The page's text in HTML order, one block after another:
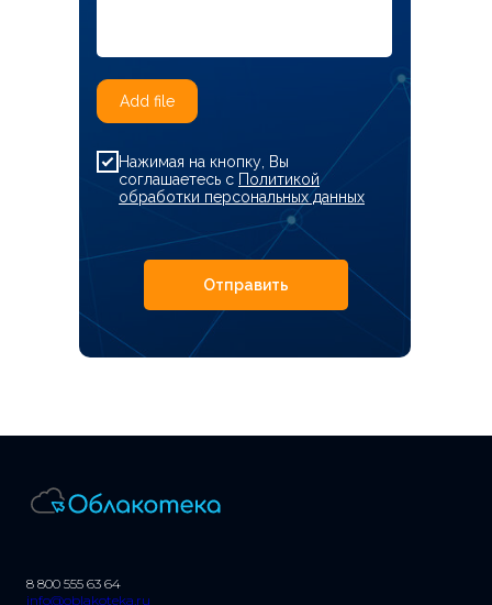
Add file
Нажимая на кнопку, Вы
соглашаетесь с Политикой
обработки персональных данных
Отправить
8 800 555 63 64
info@oblakoteka.ru